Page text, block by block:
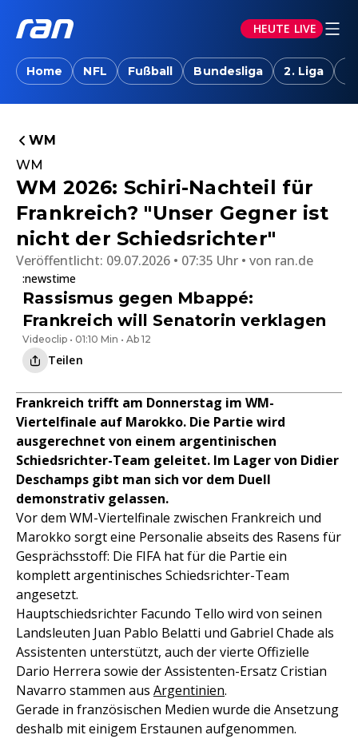
HEUTE LIVE
Home NFL Fußball Bundesliga 2. Liga
WM
WM
WM 2026: Schiri-Nachteil für
Frankreich? "Unser Gegner ist
nicht der Schiedsrichter"
Veröffentlicht: 09.07.2026 • 07:35 Uhr von ran.de
:newstime
Rassismus gegen Mbappé:
Frankreich will Senatorin verklagen
Videoclip • 01:10 Min • Ab 12
Teilen
Frankreich trifft am Donnerstag im WM-
Viertelfinale auf Marokko. Die Partie wird
ausgerechnet von einem argentinischen
Schiedsrichter-Team geleitet. Im Lager von Didier
Deschamps gibt man sich vor dem Duell
demonstrativ gelassen.
Vor dem WM-Viertelfinale zwischen Frankreich und
Marokko sorgt eine Personalie abseits des Rasens für
Gesprächsstoff: Die FIFA hat für die Partie ein
komplett argentinisches Schiedsrichter-Team
angesetzt.
Hauptschiedsrichter Facundo Tello wird von seinen
Landsleuten Juan Pablo Belatti und Gabriel Chade als
Assistenten unterstützt, auch der vierte Offizielle
Dario Herrera sowie der Assistenten-Ersatz Cristian
Navarro stammen aus Argentinien.
Gerade in französischen Medien wurde die Ansetzung
deshalb mit einigem Erstaunen aufgenommen.